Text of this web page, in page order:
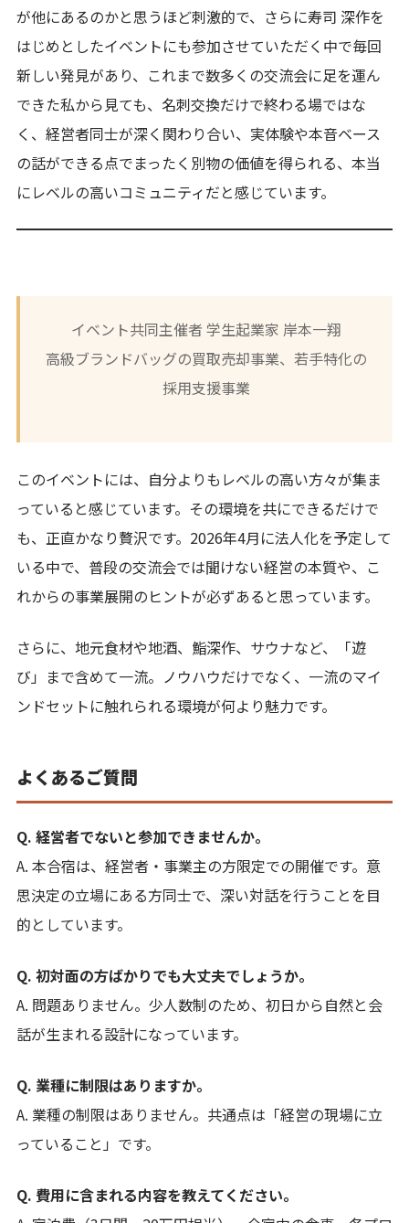
が他にあるのかと思うほど刺激的で、さらに寿司 深作を
はじめとしたイベントにも参加させていただく中で毎回
新しい発見があり、これまで数多くの交流会に足を運ん
できた私から見ても、名刺交換だけで終わる場ではな
く、経営者同士が深く関わり合い、実体験や本音ベース
の話ができる点でまったく別物の価値を得られる、本当
にレベルの高いコミュニティだと感じています。
イベント共同主催者 学生起業家 岸本一翔
高級ブランドバッグの買取売却事業、若手特化の
採用支援事業
このイベントには、自分よりもレベルの高い方々が集ま
っていると感じています。その環境を共にできるだけで
も、正直かなり贅沢です。2026年4月に法人化を予定して
いる中で、普段の交流会では聞けない経営の本質や、こ
れからの事業展開のヒントが必ずあると思っています。
さらに、地元食材や地酒、鮨深作、サウナなど、「遊
び」まで含めて一流。ノウハウだけでなく、一流のマイ
ンドセットに触れられる環境が何より魅力です。
よくあるご質問
Q. 経営者でないと参加できませんか。
A. 本合宿は、経営者・事業主の方限定での開催です。意
思決定の立場にある方同士で、深い対話を行うことを目
的としています。
Q. 初対面の方ばかりでも大丈夫でしょうか。
A. 問題ありません。少人数制のため、初日から自然と会
話が生まれる設計になっています。
Q. 業種に制限はありますか。
A. 業種の制限はありません。共通点は「経営の現場に立
っていること」です。
Q. 費用に含まれる内容を教えてください。